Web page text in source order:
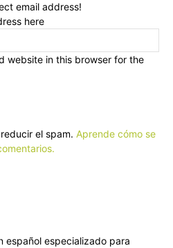
email address!
here
website in this browser for the
el spam. Aprende cómo se
español especializado para